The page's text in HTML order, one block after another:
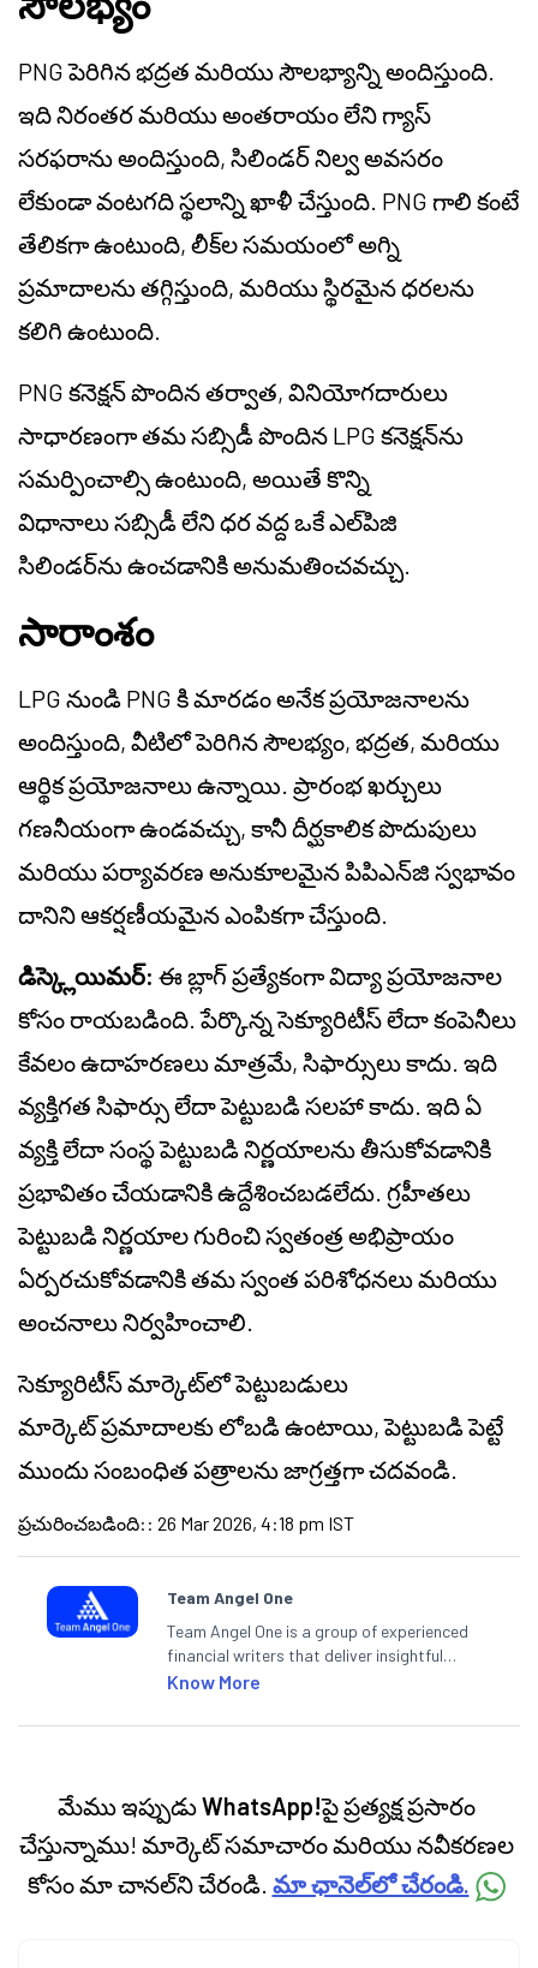
PNG పెరిగిన భద్రత మరియు సౌలభ్యాన్ని అందిస్తుంది.
ఇది నిరంతర మరియు అంతరాయం లేని గ్యాస్
సరఫరాను అందిస్తుంది, సిలిండర్ నిల్వ అవసరం
లేకుండా వంటగది స్థలాన్ని ఖాళీ చేస్తుంది. PNG గాలి కంటే
తేలికగా ఉంటుంది, లీక్‌ల సమయంలో అగ్ని
ప్రమాదాలను తగ్గిస్తుంది, మరియు స్థిరమైన ధరలను
కలిగి ఉంటుంది.
PNG కనెక్షన్ పొందిన తర్వాత, వినియోగదారులు
సాధారణంగా తమ సబ్సిడీ పొందిన LPG కనెక్షన్‌ను
సమర్పించాల్సి ఉంటుంది, అయితే కొన్ని
విధానాలు సబ్సిడీ లేని ధర వద్ద ఒకే ఎల్‌పిజి
సిలిండర్‌ను ఉంచడానికి అనుమతించవచ్చు.
సారాంశం
LPG నుండి PNG కి మారడం అనేక ప్రయోజనాలను
అందిస్తుంది, వీటిలో పెరిగిన సౌలభ్యం, భద్రత, మరియు
ఆర్థిక ప్రయోజనాలు ఉన్నాయి. ప్రారంభ ఖర్చులు
గణనీయంగా ఉండవచ్చు, కానీ దీర్ఘకాలిక పొదుపులు
మరియు పర్యావరణ అనుకూలమైన పిపిఎన్‌జి స్వభావం
దానిని ఆకర్షణీయమైన ఎంపికగా చేస్తుంది.
డిస్క్లెయిమర్: ఈ బ్లాగ్ ప్రత్యేకంగా విద్యా ప్రయోజనాల
కోసం రాయబడింది. పేర్కొన్న సెక్యూరిటీస్ లేదా కంపెనీలు
కేవలం ఉదాహరణలు మాత్రమే, సిఫార్సులు కాదు. ఇది
వ్యక్తిగత సిఫార్సు లేదా పెట్టుబడి సలహా కాదు. ఇది ఏ
వ్యక్తి లేదా సంస్థ పెట్టుబడి నిర్ణయాలను తీసుకోవడానికి
ప్రభావితం చేయడానికి ఉద్దేశించబడలేదు. గ్రహీతలు
పెట్టుబడి నిర్ణయాల గురించి స్వతంత్ర అభిప్రాయం
ఏర్పరచుకోవడానికి తమ స్వంత పరిశోధనలు మరియు
అంచనాలు నిర్వహించాలి.
సెక్యూరిటీస్ మార్కెట్‌లో పెట్టుబడులు
మార్కెట్ ప్రమాదాలకు లోబడి ఉంటాయి, పెట్టుబడి పెట్టే
ముందు సంబంధిత పత్రాలను జాగ్రత్తగా చదవండి.
ప్రచురించబడింది: : 26 Mar 2026, 4:18 pm IST
Team Angel One
Team Angel One is a group of experienced
financial writers that deliver insightful
articles on the stock market, IPO, economy,
categories.
Know More
మేము ఇప్పుడుWhatsApp!పై ప్రత్యక్ష ప్రసారం
చేస్తున్నాము! మార్కెట్ సమాచారం మరియు నవీకరణల
కోసం మా చానల్‌ని చేరండి. మా ఛానెల్‌లో చేరండి.